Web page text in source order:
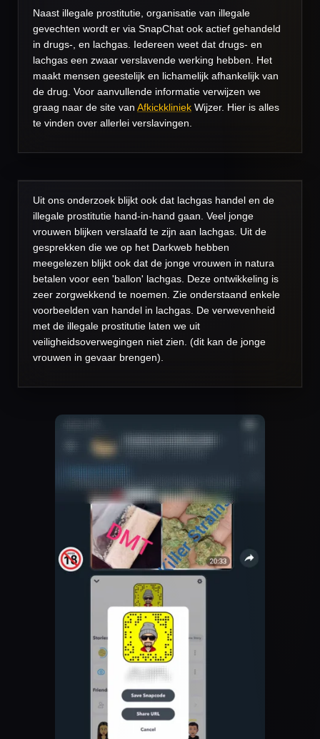
Naast illegale prostitutie, organisatie van illegale
gevechten wordt er via SnapChat ook actief gehandeld
in drugs-, en lachgas. Iedereen weet dat drugs- en
lachgas een zwaar verslavende werking hebben. Het
maakt mensen geestelijk en lichamelijk afhankelijk van
de drug. Voor aanvullende informatie verwijzen we
graag naar de site van Afkickkliniek Wijzer. Hier is alles
te vinden over allerlei verslavingen.
Uit ons onderzoek blijkt ook dat lachgas handel en de
illegale prostitutie hand-in-hand gaan. Veel jonge
vrouwen blijken verslaafd te zijn aan lachgas. Uit de
gesprekken die we op het Darkweb hebben
meegelezen blijkt ook dat de jonge vrouwen in natura
betalen voor een 'ballon' lachgas. Deze ontwikkeling is
zeer zorgwekkend te noemen. Zie onderstaand enkele
voorbeelden van handel in lachgas. De verwevenheid
met de illegale prostitutie laten we uit
veiligheidsoverwegingen niet zien. (dit kan de jonge
vrouwen in gevaar brengen).